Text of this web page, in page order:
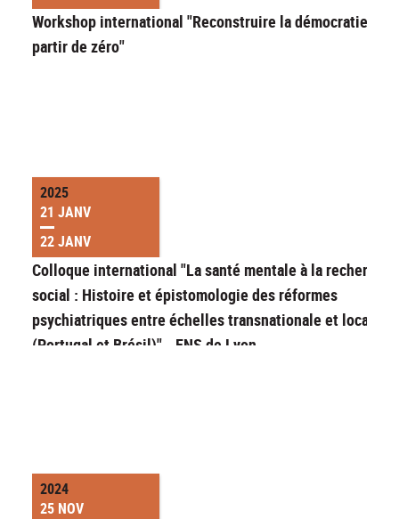
Workshop international "Reconstruire la démocratie à
partir de zéro"
2025
21 JANV
22 JANV
Colloque international "La santé mentale à la recherche
social : Histoire et épistomologie des réformes
psychiatriques entre échelles transnationale et locale
(Portugal et Brésil)" - ENS de Lyon
2024
25 NOV